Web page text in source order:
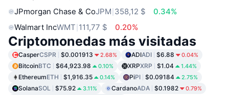
JPmorgan Chase & CoJPM 358,12 $
0.34%
Walmart IncWMT 111,77 $ 0.20%
Criptomonedas más visitadas
CasperCSPR $0.001913 2.68% ADIADI $6.88 0.04%
BitcoinBTC $64,923.98 0.10% XRPXRP $1.04 1.44%
EthereumETH $1,916.35 0.14% PiPI $0.09184 2.75%
SolanaSOL $75.92 3.11% CardanoADA $0.1982 0.79%